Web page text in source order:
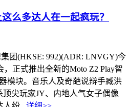
么多达人在一起疯玩？
团(HKSE: 992)(ADR: LNVGY)今
正式推出全新的Moto Z2 Play智
模块。音乐人及奇葩说辩手臧洪
尖玩家JY、内地人气女子偶像